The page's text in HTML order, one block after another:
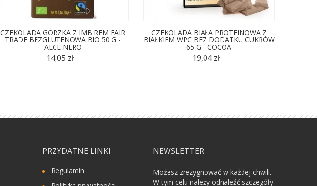
CZEKOLADA GORZKA Z IMBIREM FAIR
TRADE BEZGLUTENOWA BIO 50 G -
ALCE NERO
14,05 zł
CZEKOLADA BIAŁA PROTEINOWA Z
BIAŁKIEM WPC BEZ DODATKU CUKRÓW
65 G - COCOA
19,04 zł
PRZYDATNE LINKI
Regulamin
NEWSLETTER
Możesz zrezygnować w każdej chwili.
W tym celu należy odnaleźć szczegóły